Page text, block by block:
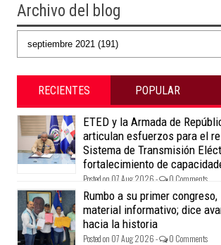
Archivo del blog
RECIENTES POPULAR
ETED y la Armada de
articulan esfuerzos para el
Sistema de Transmisión
fortalecimiento de
Posted on 07 Aug 2026 - 0 Comments
Rumbo a su primer
material informativo; dice
hacia la historia
Posted on 07 Aug 2026 - 0 Comments